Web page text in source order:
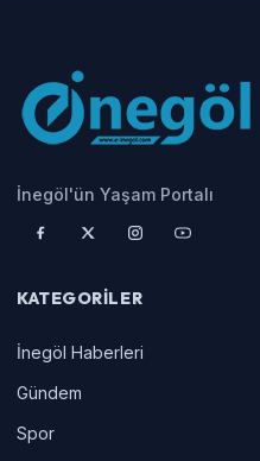
İnegöl'ün Yaşam Portalı
KATEGORILER
İnegöl Haberleri
Gündem
Spor